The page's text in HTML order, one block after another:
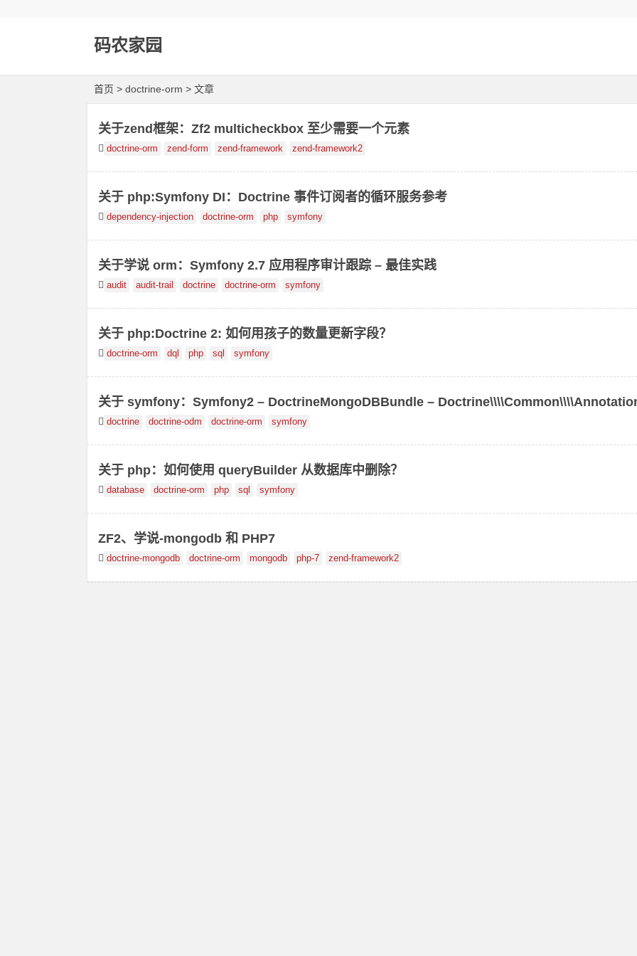
码农家园
首页 > doctrine-orm > 文章
关于zend框架：Zf2 multicheckbox 至少需要一个元素
doctrine-orm zend-form zend-framework zend-framework2
关于 php:Symfony DI：Doctrine 事件订阅者的循环服务参考
dependency-injection doctrine-orm php symfony
关于学说 orm：Symfony 2.7 应用程序审计跟踪 – 最佳实践
audit audit-trail doctrine doctrine-orm symfony
关于 php:Doctrine 2: 如何用孩子的数量更新字段？
doctrine-orm dql php sql symfony
关于 symfony：Symfony2 – DoctrineMongoDBBundle –
s\\\\AnnotationException
doctrine doctrine-odm doctrine-orm symfony
关于 php：如何使用 queryBuilder 从数据库中删除？
database doctrine-orm php sql symfony
ZF2、学说-mongodb 和 PHP7
doctrine-mongodb doctrine-orm mongodb php-7 zend-framework2